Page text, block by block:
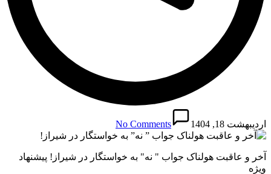
اردیبهشت 18, 1404 No Comments
آخر و عاقبت هولناک جواب " نه" به خواستگار در شیراز! پیشنهاد
ویژه